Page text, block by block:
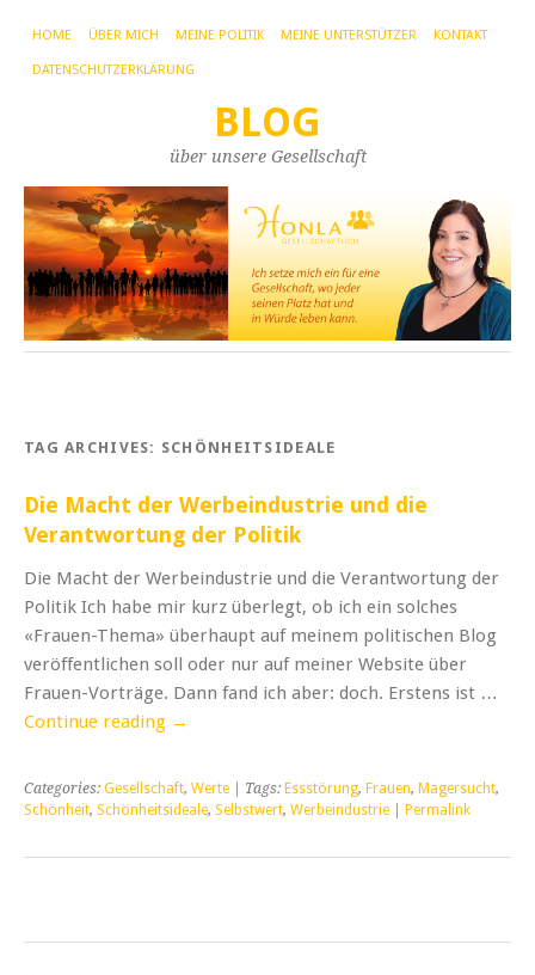
HOME ÜBER MICH MEINE POLITIK MEINE UNTERSTÜTZER KONTAKT
DATENSCHUTZERKLÄRUNG
BLOG
über unsere Gesellschaft
TAG ARCHIVES: SCHÖNHEITSIDEALE
Die Macht der Werbeindustrie und die
Verantwortung der Politik
Die Macht der Werbeindustrie und die Verantwortung der
Politik Ich habe mir kurz überlegt, ob ich ein solches
«Frauen-Thema» überhaupt auf meinem politischen Blog
veröffentlichen soll oder nur auf meiner Website über
Frauen-Vorträge. Dann fand ich aber: doch. Erstens ist …
Continue reading →
Categories: Gesellschaft, Werte | Tags: Essstörung, Frauen, Magersucht,
Schönheit, Schönheitsideale, Selbstwert, Werbeindustrie Permalink